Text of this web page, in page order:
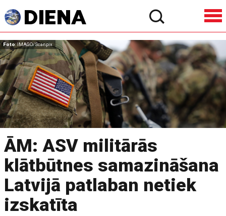
Foto: IMAGO/Scanpix
ĀM: ASV militārās
klātbūtnes samazināšana
Latvijā patlaban netiek
izskatīta